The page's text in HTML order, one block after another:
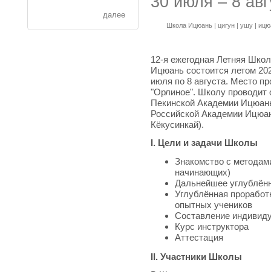
Школа Ицюань |цигун |ушу |
12-я ежегодная Летняя
Ицюань состоится летом
июля по 8 августа. Место
"Орлиное". Школу проводит
Пекинской Академии
Российской Академии
Кёкусинкай).
I. Цели и задачи Школы
Знакомство с
начинающих)
Дальнейшее
Углублённая
опытных учеников
Составление
Курс инструктора
Аттестация
II. Участники Школы
далее